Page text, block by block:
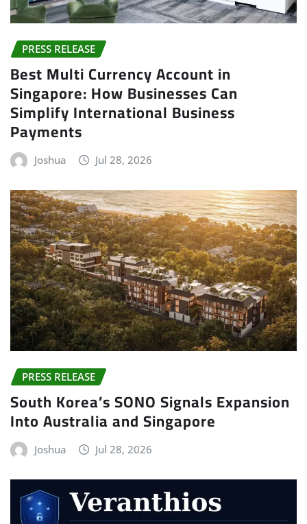
PRESS RELEASE
Best Multi Currency Account in
Singapore: How Businesses Can
Simplify International Business
Payments
Joshua Jul 28, 2026
PRESS RELEASE
South Korea’s SONO Signals Expansion
Into Australia and Singapore
Joshua Jul 28, 2026